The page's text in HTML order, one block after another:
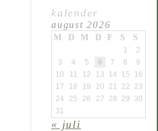
kalender
august 2026
M D M D F S S
1
2
3
4 5 6 7 8
9
10
11 12 13 14 15
16
17
18 19 20 21 22
23
24
25 26 27 28 29
30
31
« juli